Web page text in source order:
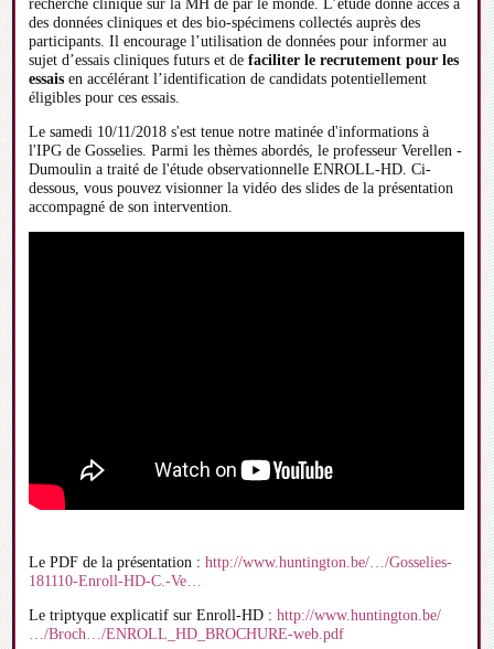
recherche clinique sur la MH de par le monde. L’étude donne accès à
des données cliniques et des bio-spécimens collectés auprès des
participants. Il encourage l’utilisation de données pour informer au
sujet d’essais cliniques futurs et defaciliter le recrutement pour les
essais en accélérant l’identification de candidats potentiellement
éligibles pour ces essais.
Le samedi 10/11/2018 s'est tenue notre matinée d'informations à
l'IPG de Gosselies. Parmi les thèmes abordés, le professeur Verellen -
Dumoulin a traité de l'étude observationnelle ENROLL-HD. Ci-
dessous, vous pouvez visionner la vidéo des slides de la présentation
accompagné de son intervention.
Le PDF de la présentation :http://www.huntington.be/…/Gosselies-
181110-Enroll-HD-C.-Ve…
Le triptyque explicatif sur Enroll-HD :http://www.huntington.be/
…/Broch…/ENROLL_HD_BROCHURE-web.pdf